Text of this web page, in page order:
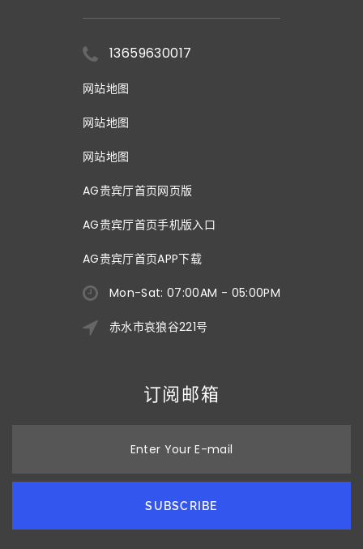
13659630017
网站地图
网站地图
网站地图
AG贵宾厅首页网页版
AG贵宾厅首页手机版入口
AG贵宾厅首页APP下载
Mon-Sat: 07:00AM - 05:00PM
赤水市哀狼谷221号
订阅邮箱
Enter Your E-mail
SUBSCRIBE